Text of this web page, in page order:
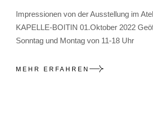
Impressionen von der Ausstellung im
KAPELLE-BOITIN 01.Oktober 2022
Sonntag und Montag von 11-18 Uhr
MEHR ERFAHREN